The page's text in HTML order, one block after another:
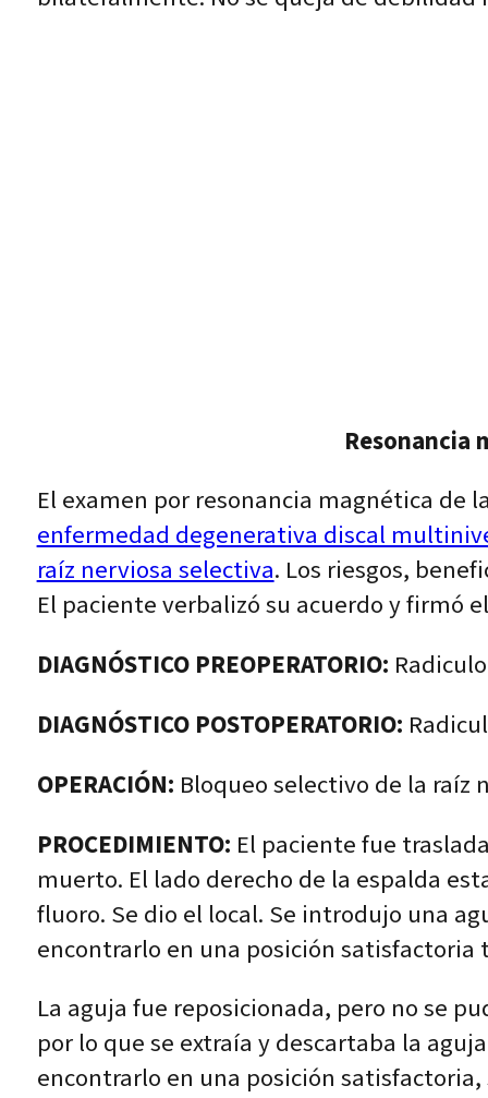
Resonancia
El examen por resonancia magnética de
enfermedad degenerativa discal
raíz nerviosa selectiva. Los riesgos,
El paciente verbalizó su acuerdo y firmó
DIAGNÓSTICO PREOPERATORIO:
DIAGNÓSTICO POSTOPERATORIO:
OPERACIÓN: Bloqueo selectivo de la raíz
PROCEDIMIENTO: El paciente fue
muerto. El lado derecho de la espalda
fluoro. Se dio el local. Se introdujo una
encontrarlo en una posición
La aguja fue reposicionada, pero no se
por lo que se extraía y descartaba la
encontrarlo en una posición